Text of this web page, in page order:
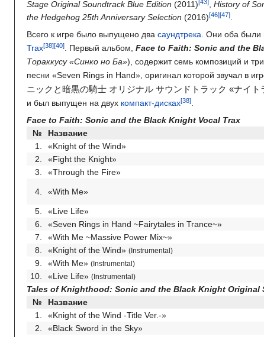
Stage Original Soundtrack Blue Edition (2011) History of
the Hedgehog 25th Anniversary Selection (2016)
Всего к игре было выпущено два саундтрека . Они оба были
Trax
. Первый альбом, Face to Faith: Sonic and the
Тораккусу «Синко но Ба») , содержит семь композиций и
песни «Seven Rings in Hand», оригинал которой звучал в
ニックと暗黒の騎士 オリジナル サウンドトラック «ナイト
и был выпущен на двух компакт-дисках
Face to Faith: Sonic and the Black Knight Vocal Trax
№
Название
1.
«Knight of the Wind»
2.
«Fight the Knight»
3.
«Through the Fire»
4. «With Me»
5. «Live Life»
6.
«Seven Rings in Hand ~Fairytales in Trance~»
7.
«With Me ~Massive Power Mix~»
8.
«Knight of the Wind» (Instrumental)
9.
«With Me» (Instrumental)
10.
«Live Life» (Instrumental)
Tales of Knighthood: Sonic and the Black Knight Original
№
Название
1.
«Knight of the Wind -Title Ver.-»
2.
«Black Sword in the Sky»